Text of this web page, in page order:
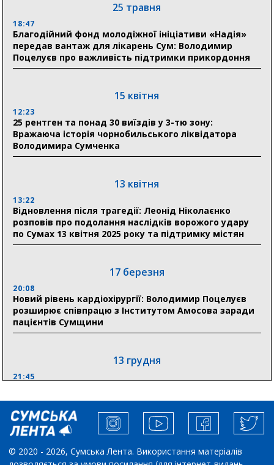
31 липня
21:01
До 19 400 гривень на паливо: Пенсійний фонд
Сумщини пояснив, як отримати допомогу на зиму
Пенсійному фонді Сумщини пояснили, що робити
людям
30 липня
19:38
Сумська клінічна лікарня Святого Пантелеймона
Олексій Романько долучився до обговорення Плану
стійкості Сумщини з Прем’єр-міністром
25 травня
18:47
Благодійний фонд молодіжної ініціативи «Надія»
передав вантаж для лікарень Сум: Володимир
Поцелуєв про важливість підтримки прикордоння
15 квітня
12:23
25 рентген та понад 30 виїздів у 3-тю зону:
Вражаюча історія чорнобильського ліквідатора
Володимира Сумченка
13 квітня
13:22
Відновлення після трагедії: Леонід Ніколаєнко
розповів про подолання наслідків ворожого удару
по Сумах 13 квітня 2025 року та підтримку містян
17 березня
20:08
Новий рівень кардіохірургії: Володимир Поцелуєв
розширює співпрацю з Інститутом Амосова заради
пацієнтів Сумщини
13 грудня
21:45
збільшити завантаження стратегічних українських
виробників”, – нардеп Максим Гузенко
04 листопада
© 2020 - 2026, Сумська Лента. Використання матеріалів